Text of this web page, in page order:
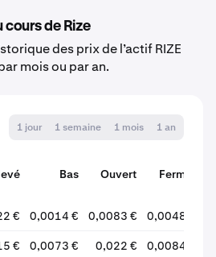
cours de Rize
des prix de l’actif RIZE
mois ou par an.
1 jour 1 semaine 1 mois 1 an
Bas Ouvert
Fermer
€ 0,0014 € 0,0083 € 0,0048 €
€ 0,0073 € 0,022 € 0,0084 €